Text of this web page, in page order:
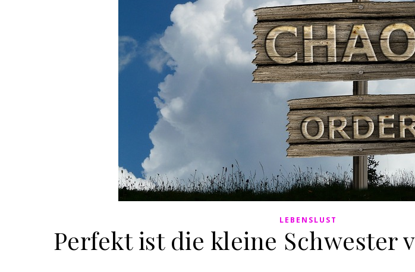
LEBENSLUST
Perfekt ist die kleine Schwester